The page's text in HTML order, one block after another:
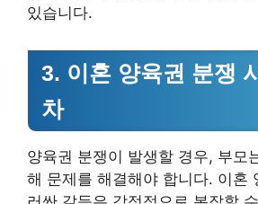
있습니다.
3. 이혼 양육권 분쟁
차
양육권 분쟁이 발생할 경우, 부모
해 문제를 해결해야 합니다. 이혼